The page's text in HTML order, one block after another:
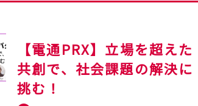
【電通PRX】立場を超えた
共創で、社会課題の解決に
挑む！